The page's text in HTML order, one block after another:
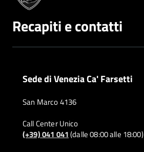
Recapiti e contatti
Sede di Venezia Ca' Farsetti
San Marco 4136
Call Center Unico
(+39) 041 041(dalle 08:00 alle 18:00)